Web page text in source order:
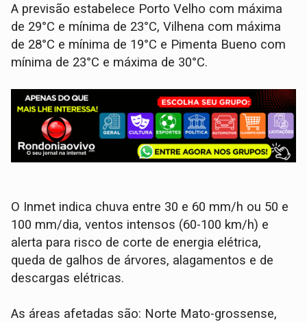
A previsão estabelece Porto Velho com máxima
de 29°C e mínima de 23°C, Vilhena com máxima
de 28°C e mínima de 19°C e Pimenta Bueno com
mínima de 23°C e máxima de 30°C.
O Inmet indica chuva entre 30 e 60 mm/h ou 50 e
100 mm/dia, ventos intensos (60-100 km/h) e
alerta para risco de corte de energia elétrica,
queda de galhos de árvores, alagamentos e de
descargas elétricas.
As áreas afetadas são: Norte Mato-grossense,